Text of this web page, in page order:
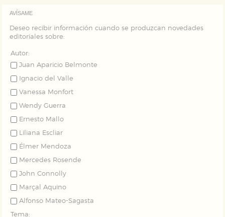
AVÍSAME
Deseo recibir información cuando se produzcan novedades
editoriales sobre:
Autor:
Juan Aparicio Belmonte
Ignacio del Valle
Vanessa Monfort
Wendy Guerra
Ernesto Mallo
Liliana Escliar
Élmer Mendoza
Mercedes Rosende
John Connolly
Marçal Aquino
Alfonso Mateo-Sagasta
Tema: